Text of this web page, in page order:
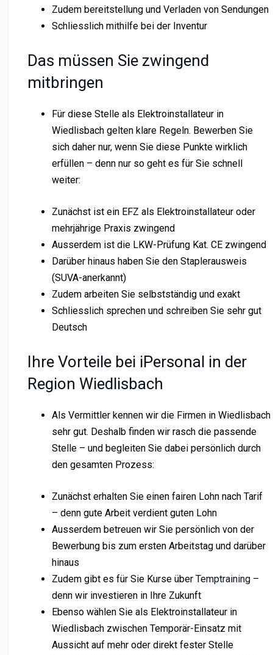
Zudem bereitstellung und Verladen von Sendungen
Schliesslich mithilfe bei der Inventur
Das müssen Sie zwingend
mitbringen
Für diese Stelle als Elektroinstallateur in
Wiedlisbach gelten klare Regeln. Bewerben Sie
sich daher nur, wenn Sie diese Punkte wirklich
erfüllen – denn nur so geht es für Sie schnell
weiter:
Zunächst ist ein EFZ als Elektroinstallateur oder
mehrjährige Praxis zwingend
Ausserdem ist die LKW-Prüfung Kat. CE zwingend
Darüber hinaus haben Sie den Staplerausweis
(SUVA-anerkannt)
Zudem arbeiten Sie selbstständig und exakt
Schliesslich sprechen und schreiben Sie sehr gut
Deutsch
Ihre Vorteile bei iPersonal in der
Region Wiedlisbach
Als Vermittler kennen wir die Firmen in Wiedlisbach
sehr gut. Deshalb finden wir rasch die passende
Stelle – und begleiten Sie dabei persönlich durch
den gesamten Prozess:
Zunächst erhalten Sie einen fairen Lohn nach Tarif
– denn gute Arbeit verdient guten Lohn
Ausserdem betreuen wir Sie persönlich von der
Bewerbung bis zum ersten Arbeitstag und darüber
hinaus
Zudem gibt es für Sie Kurse über Temptraining –
denn wir investieren in Ihre Zukunft
Ebenso wählen Sie als Elektroinstallateur in
Wiedlisbach zwischen Temporär-Einsatz mit
Aussicht auf mehr oder direkt fester Stelle